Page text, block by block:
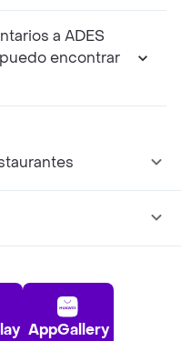
a ADES
puedo encontrar
AppGallery